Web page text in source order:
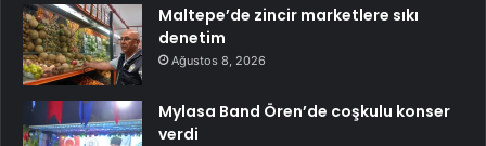
Maltepe’de zincir marketlere sıkı
denetim
Ağustos 8, 2026
Mylasa Band Ören’de coşkulu konser
verdi